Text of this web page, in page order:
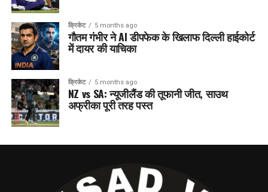
क्रिकेट 5 months ago
गौतम गंभीर ने AI डीपफेक के खिलाफ दिल्ली हाईकोर्ट
में दायर की याचिका
क्रिकेट 5 months ago
NZ vs SA: न्यूजीलैंड की तूफानी जीत, साउथ
अफ्रीका पूरी तरह पस्त